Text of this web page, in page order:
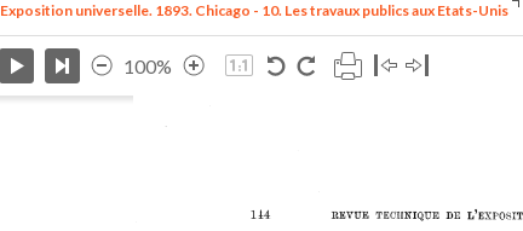
Exposition universelle. 1893. Chicago - 10. Les travaux publics aux Etats-Unis
100%